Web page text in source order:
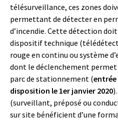
télésurveillance, ces zones
permettant de détecter en
d’incendie. Cette détection
dispositif technique
rouge en continu ou système
dont le déclenchement
parc de stationnement (entrée
disposition le 1er janvier 2020
(surveillant, préposé ou
sur site bénéficient d’une